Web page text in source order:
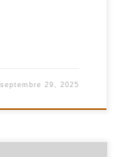
septembre 29, 2025